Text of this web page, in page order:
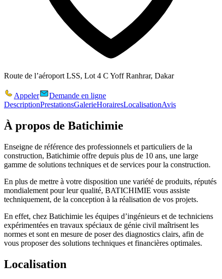
Route de l’aéroport LSS, Lot 4 C Yoff Ranhrar, Dakar
Appeler
Demande en ligne
DescriptionPrestationsGalerieHorairesLocalisationAvis
À propos de Batichimie
Enseigne de référence des professionnels et particuliers de la
construction, Batichimie offre depuis plus de 10 ans, une large
gamme de solutions techniques et de services pour la construction.
En plus de mettre à votre disposition une variété de produits, réputés
mondialement pour leur qualité, BATICHIMIE vous assiste
techniquement, de la conception à la réalisation de vos projets.
En effet, chez Batichimie les équipes d’ingénieurs et de techniciens
expérimentées en travaux spéciaux de génie civil maîtrisent les
normes et sont en mesure de poser des diagnostics clairs, afin de
vous proposer des solutions techniques et financières optimales.
Localisation